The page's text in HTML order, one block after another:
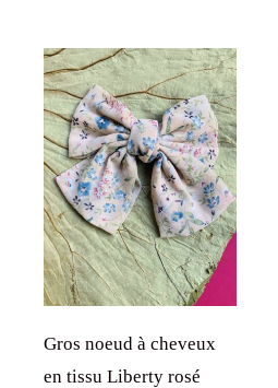
Gros noeud à cheveux
en tissu Liberty rosé